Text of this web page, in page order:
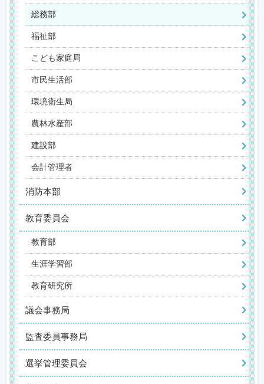
総務部
福祉部
こども家庭局
市民生活部
環境衛生局
農林水産部
建設部
会計管理者
消防本部
教育委員会
教育部
生涯学習部
教育研究所
議会事務局
監査委員事務局
選挙管理委員会